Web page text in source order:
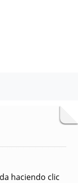
haciendo clic